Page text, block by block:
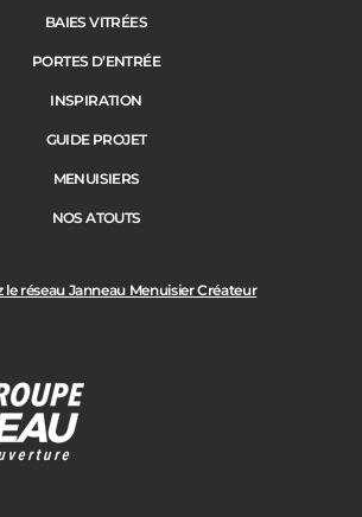
Suivant
le réseau Janneau Menuisier Créateur
BAIES VITRÉES
PORTES D’ENTRÉE
INSPIRATION
GUIDE PROJET
MENUISIERS
NOS ATOUTS